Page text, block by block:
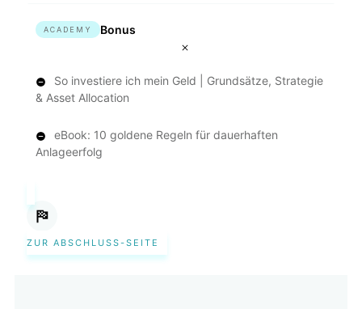
ACADEMY Bonus
So investiere ich mein Geld | Grundsätze, Strategie
& Asset Allocation
eBook: 10 goldene Regeln für dauerhaften
Anlageerfolg
ZUR ABSCHLUSS-SEITE